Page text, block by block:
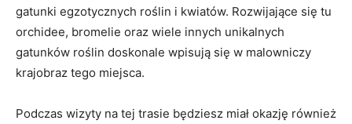
⁢gatunki egzotycznych roślin i kwiatów.‍ Rozwijające się tu
orchidee, bromelie ‍oraz wiele innych unikalnych
gatunków roślin doskonale wpisują się w malowniczy
krajobraz tego miejsca.
Podczas wizyty na tej trasie będziesz ‌miał okazję również